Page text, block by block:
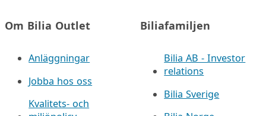
Om Bilia Outlet
Anläggningar
Jobba hos oss
Kvalitets- och
Biliafamiljen
Bilia AB - Investor
relations
Bilia Sverige